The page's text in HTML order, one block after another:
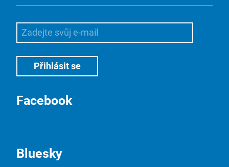
Facebook
Bluesky